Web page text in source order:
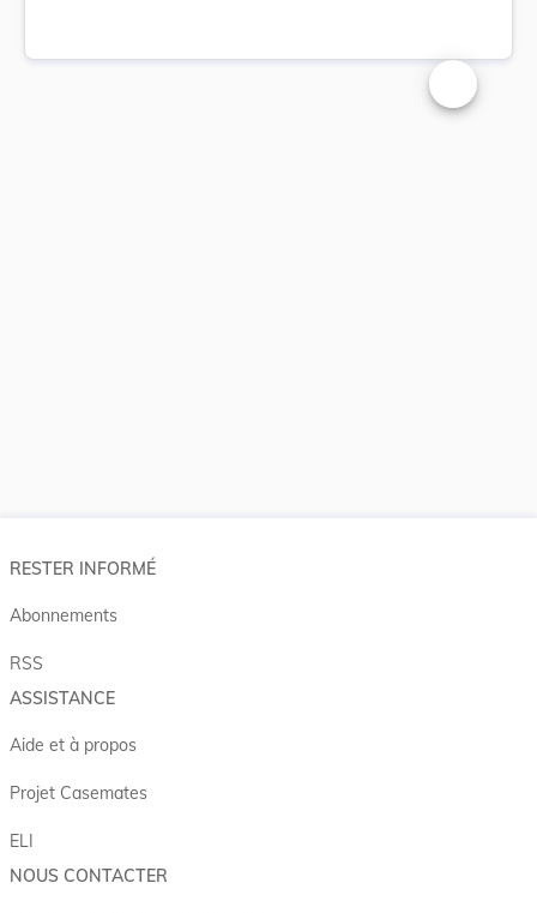
Changer la
RESTER INFORMÉ
Abonnements
RSS
ASSISTANCE
Aide et à propos
Projet Casemates
ELI
NOUS CONTACTER